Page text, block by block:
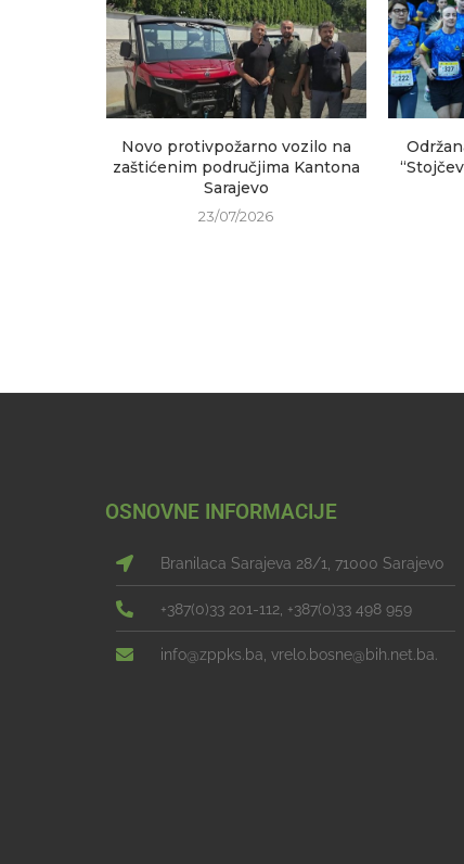
Novo protivpožarno vozilo na
zaštićenim područjima Kantona
Sarajevo
23/07/2026
OSNOVNE INFORMACIJE
Branilaca Sarajeva 28/1, 71000 Sarajevo
+387(0)33 201-112, +387(0)33 498 959
info@zppks.ba, vrelo.bosne@bih.net.ba.